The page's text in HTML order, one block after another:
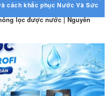
cách khắc phục Nước Và Sức
lọc được nước | Nguyên